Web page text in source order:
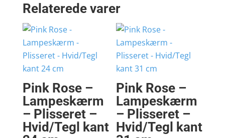
Relaterede varer
Pink Rose –
Lampeskærm
– Plisseret –
Hvid/Tegl kant
Pink Rose –
Lampeskærm
– Plisseret –
Hvid/Tegl kant